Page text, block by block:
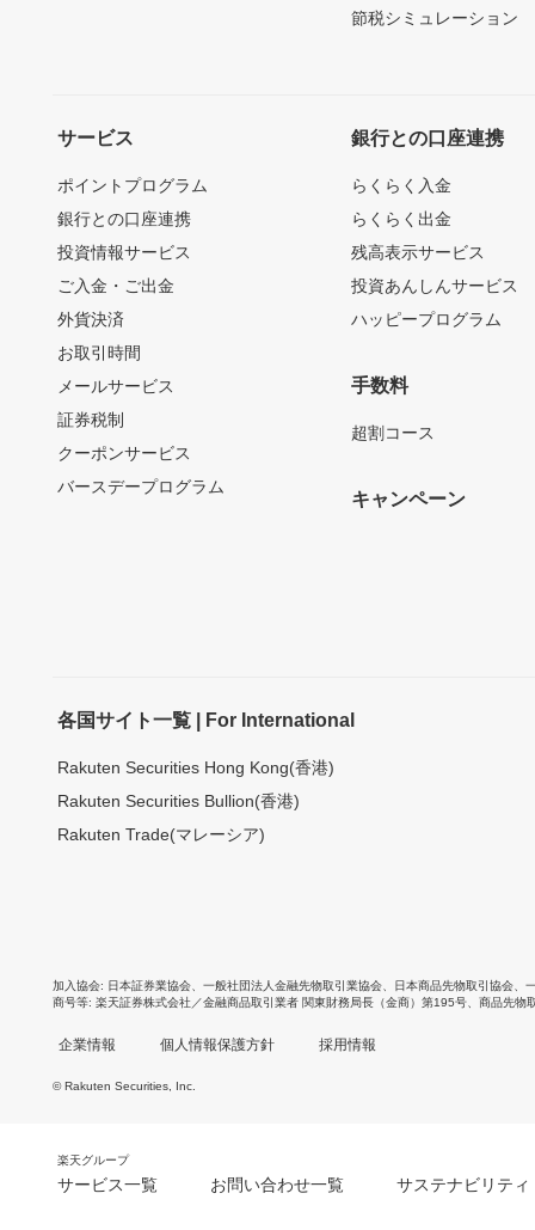
節税シミュレーション
サービス
ポイントプログラム
銀行との口座連携
投資情報サービス
ご入金・ご出金
外貨決済
お取引時間
メールサービス
証券税制
クーポンサービス
バースデープログラム
銀行との口座連携
らくらく入金
らくらく出金
残高表示サービス
投資あんしんサービス
ハッピープログラム
手数料
超割コース
キャンペーン
各国サイト一覧 | For International
Rakuten Securities Hong Kong(香港)
Rakuten Securities Bullion(香港)
Rakuten Trade(マレーシア)
加入協会 日本証券業協会 一般社団法人金融先物取引業協会 日本商品先物取引協会
商号等 楽天証券株式会社／金融商品取引業者 関東財務局長（金商）第195号、商品先物
企業情報 個人情報保護方針 採用情報
© Rakuten Securities, Inc.
楽天グループ
サービス一覧 お問い合わせ一覧 サステナビリティ